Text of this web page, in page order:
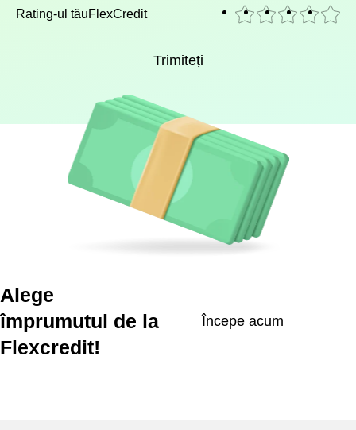
Rating-ul tăuFlexCredit
Trimiteți
Alege
împrumutul de la
Flexcredit!
Începe acum